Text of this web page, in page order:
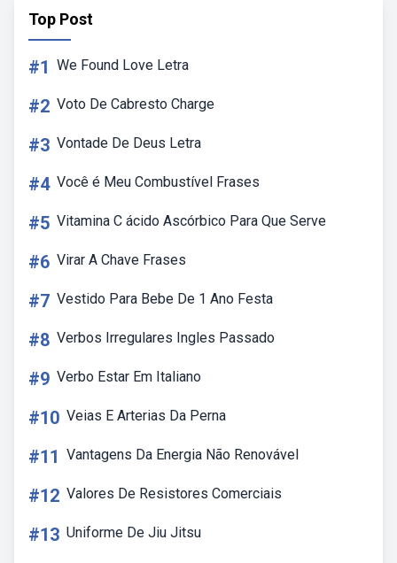
Top Post
#1 We Found Love Letra
#2 Voto De Cabresto Charge
#3 Vontade De Deus Letra
#4 Você é Meu Combustível Frases
#5 Vitamina C ácido Ascórbico Para Que Serve
#6 Virar A Chave Frases
#7 Vestido Para Bebe De 1 Ano Festa
#8 Verbos Irregulares Ingles Passado
#9 Verbo Estar Em Italiano
#10 Veias E Arterias Da Perna
#11 Vantagens Da Energia Não Renovável
#12 Valores De Resistores Comerciais
#13 Uniforme De Jiu Jitsu